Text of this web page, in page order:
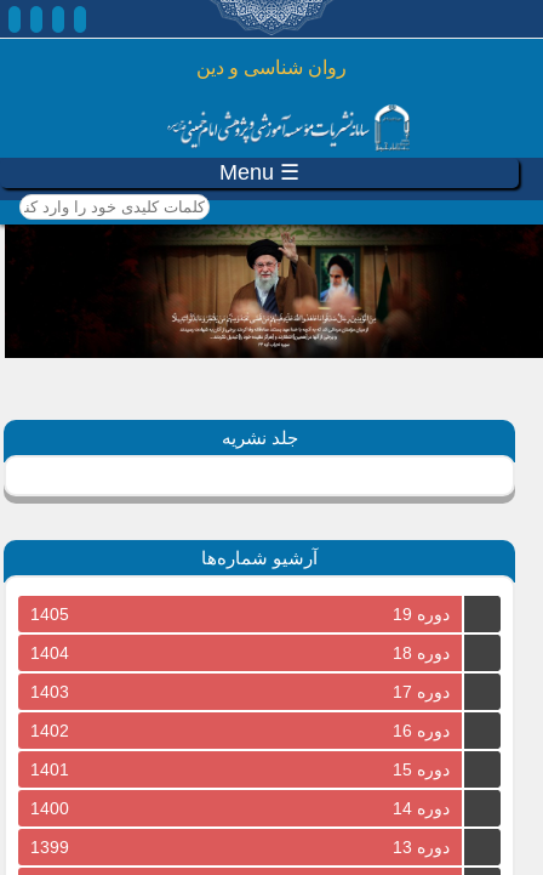
رفتن به محتوای اصلی
روان شناسی و دين
☰ Menu
کلمات کلیدی خود را وارد
کنید
جلد نشریه
آرشیو شماره‌ها
دوره 19
1405
دوره 18
1404
دوره 17
1403
دوره 16
1402
دوره 15
1401
دوره 14
1400
دوره 13
1399